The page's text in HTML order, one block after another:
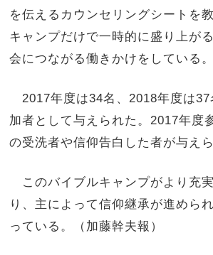
を伝えるカウンセリングシートを
キャンプだけで一時的に盛り上が
会につながる働きかけをしている。
2017年度は34名、2018年度は37
加者として与えられた。2017年度
の受洗者や信仰告白した者が与えら
このバイブルキャンプがより充
り、主によって信仰継承が進めら
っている。（加藤幹夫報）